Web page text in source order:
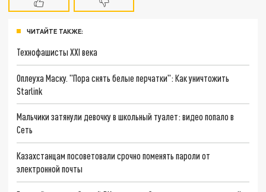
ЧИТАЙТЕ ТАКЖЕ:
Технофашисты XXI века
Оплеуха Маску. "Пора снять белые перчатки": Как уничтожить
Starlink
Мальчики затянули девочку в школьный туалет: видео попало в
Сеть
Казахстанцам посоветовали срочно поменять пароли от
электронной почты